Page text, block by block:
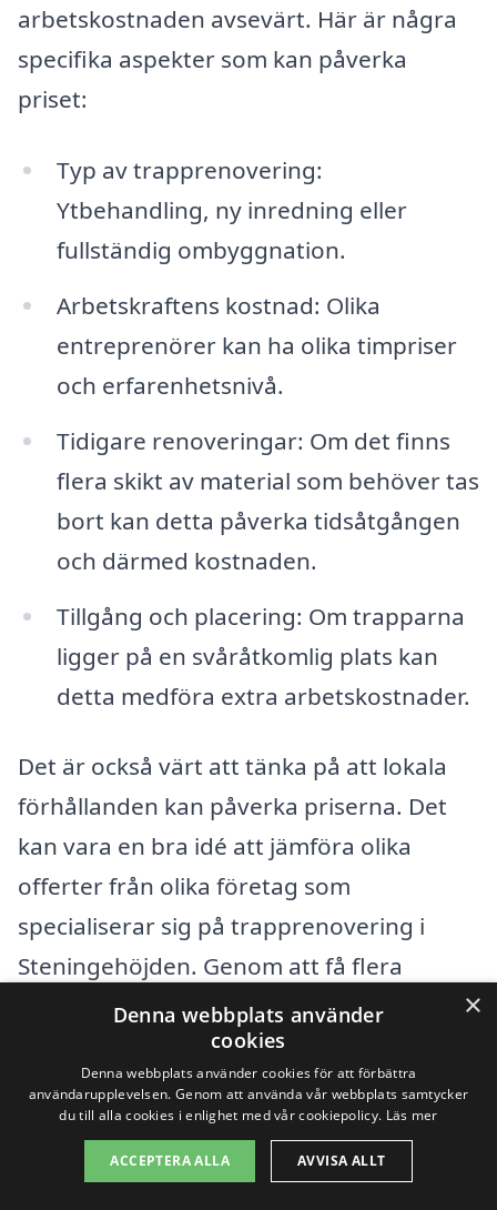
arbetskostnaden avsevärt. Här är några
specifika aspekter som kan påverka
priset:
Typ av trapprenovering:
Ytbehandling, ny inredning eller
fullständig ombyggnation.
Arbetskraftens kostnad: Olika
entreprenörer kan ha olika timpriser
och erfarenhetsnivå.
Tidigare renoveringar: Om det finns
flera skikt av material som behöver tas
bort kan detta påverka tidsåtgången
och därmed kostnaden.
Tillgång och placering: Om trapparna
ligger på en svåråtkomlig plats kan
detta medföra extra arbetskostnader.
Det är också värt att tänka på att lokala
förhållanden kan påverka priserna. Det
kan vara en bra idé att jämföra olika
offerter från olika företag som
specialiserar sig på trapprenovering i
Steningehöjden. Genom att få flera
offerter kan du få en bättre uppfattning
om marknadspriserna och vad som
erbjuds i din region. Målet är att hitta den
bästa balansen mellan kvalitet och pris,
vilket kan göra ditt renoveringsprojekt
×
Denna webbplats använder
cookies
Denna webbplats använder cookies för att förbättra
användarupplevelsen. Genom att använda vår webbplats samtycker
du till alla cookies i enlighet med vår cookiepolicy. Läs mer
ACCEPTERA ALLA AVVISA ALLT